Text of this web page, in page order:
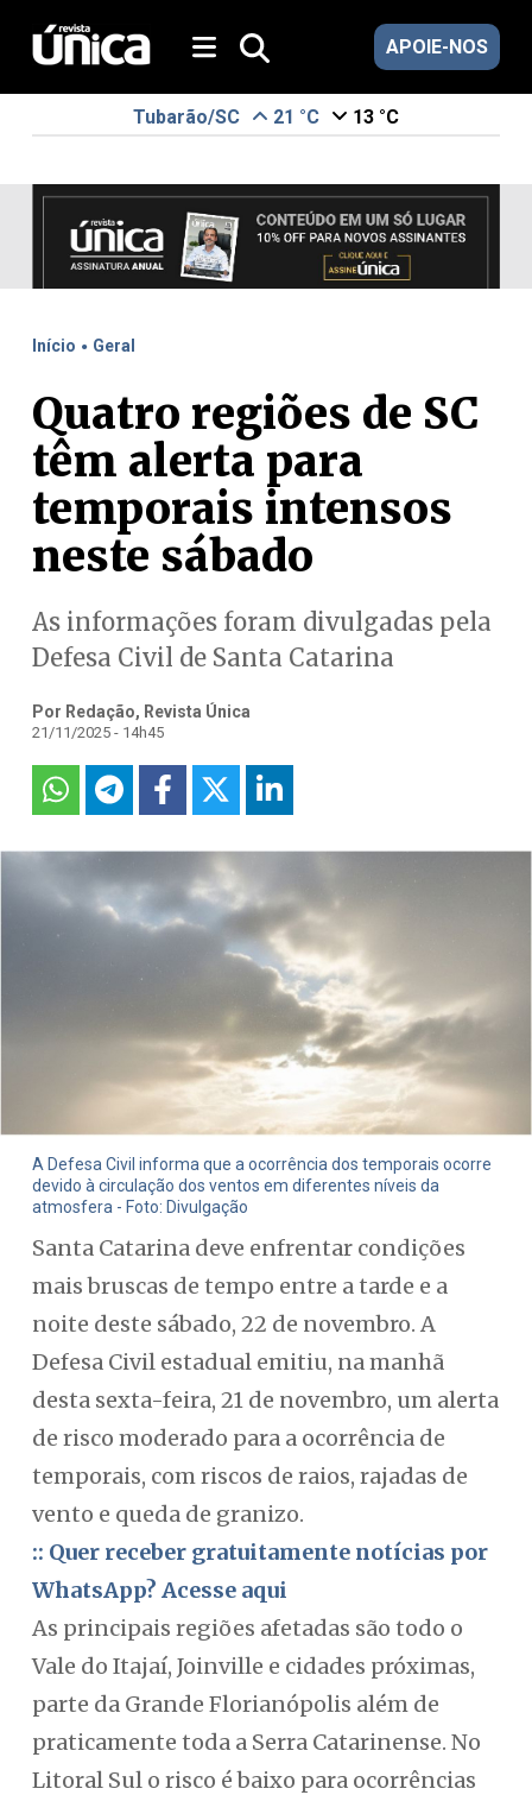
APOIE-NOS
Tubarão/SC 21 °C 13 °C
Início . Geral
Quatro regiões de SC
têm alerta para
temporais intensos
neste sábado
As informações foram divulgadas pela
Defesa Civil de Santa Catarina
Por Redação, Revista Única
21/11/2025 - 14h45
A Defesa Civil informa que a ocorrência dos temporais ocorre
devido à circulação dos ventos em diferentes níveis da
atmosfera - Foto: Divulgação
Santa Catarina deve enfrentar condições
mais bruscas de tempo entre a tarde e a
noite deste sábado, 22 de novembro. A
Defesa Civil estadual emitiu, na manhã
desta sexta-feira, 21 de novembro, um alerta
de risco moderado para a ocorrência de
temporais, com riscos de raios, rajadas de
vento e queda de granizo.
:: Quer receber gratuitamente notícias por
WhatsApp? Acesse aqui
As principais regiões afetadas são todo o
Vale do Itajaí, Joinville e cidades próximas,
parte da Grande Florianópolis além de
praticamente toda a Serra Catarinense. No
Litoral Sul o risco é baixo para ocorrências